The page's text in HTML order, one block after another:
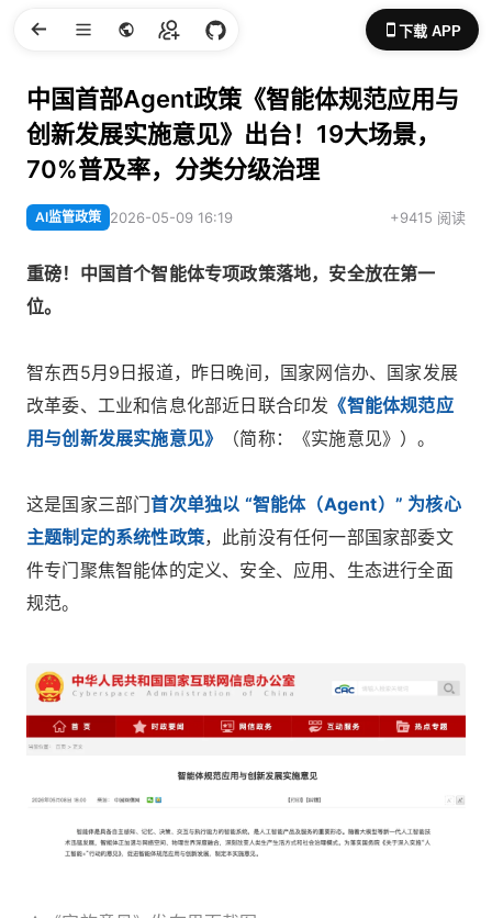
下载 APP
中国首部Agent政策《智能体规范应用与
创新发展实施意见》出台！19大场景，
70%普及率，分类分级治理
AI监管政策 2026-05-09 16:19 +9415 阅读
重磅！中国首个智能体专项政策落地，安全放在第一
位。
智东西5月9日报道，昨日晚间，国家网信办、国家发展
改革委、工业和信息化部近日联合印发 《智能体规范应
用与创新发展实施意见》
（简称：《实施意见》）。
这是国家三部门首次单独以 “智能体（Agent）” 为核心
主题制定的系统性政策，此前没有任何一部国家部委文
件专门聚焦智能体的定义、安全、应用、生态进行全面
规范。